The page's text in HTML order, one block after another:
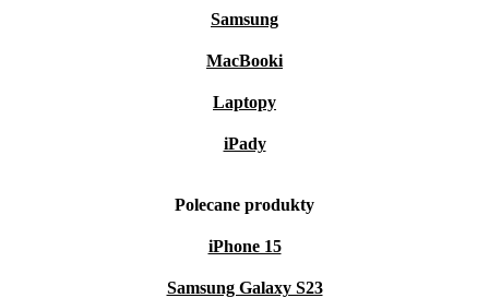
Samsung
MacBooki
Laptopy
iPady
Polecane produkty
iPhone 15
Samsung Galaxy S23